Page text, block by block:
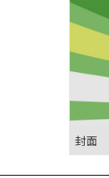
封面